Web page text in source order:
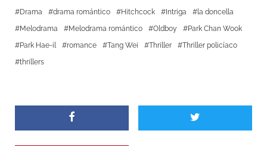
Drama
drama romántico Hitchcock Intriga
la doncella
Melodrama
Melodrama romántico Oldboy
Park Chan Wook
Park Hae-il
romance Tang Wei Thriller
Thriller policíaco
thrillers